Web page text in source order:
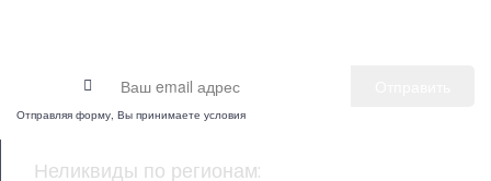
Отправляя форму, Вы принимаете условия
Неликвиды по регионам: